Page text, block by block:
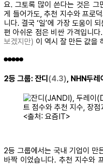
요. 그토록 많이 쓴다는 것은 그
게 들어가도, 추천 지수와 프로
니다. 결국 ‘일’에 가장 도움이
편 아쉬운 점은 비싼 가격입니다.
보겠지만) 이 역시 잘 만든 값을
2등 그룹: 잔디 (4.3) , NHN두레
<출처: 요즘IT>
2등 그룹에서는 국내 기업이 만
바짝 이었습니다. 추천 지수와